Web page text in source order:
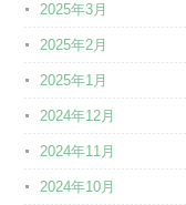
2025年3月
2025年2月
2025年1月
2024年12月
2024年11月
2024年10月